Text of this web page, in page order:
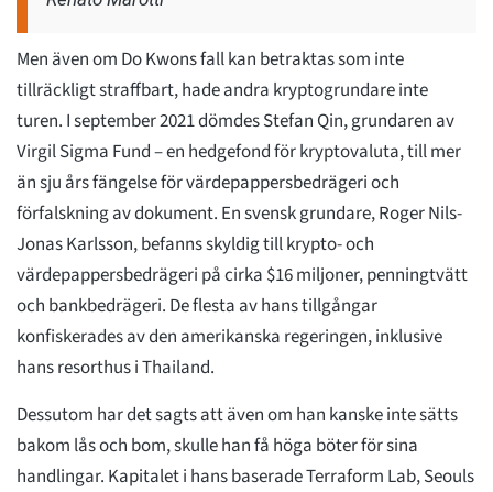
Men även om Do Kwons fall kan betraktas som inte
tillräckligt straffbart, hade andra kryptogrundare inte
turen. I september 2021 dömdes Stefan Qin, grundaren av
Virgil Sigma Fund – en hedgefond för kryptovaluta, till mer
än sju års fängelse för värdepappersbedrägeri och
förfalskning av dokument. En svensk grundare, Roger Nils-
Jonas Karlsson, befanns skyldig till krypto- och
värdepappersbedrägeri på cirka $16 miljoner, penningtvätt
och bankbedrägeri. De flesta av hans tillgångar
konfiskerades av den amerikanska regeringen, inklusive
hans resorthus i Thailand.
Dessutom har det sagts att även om han kanske inte sätts
bakom lås och bom, skulle han få höga böter för sina
handlingar. Kapitalet i hans baserade Terraform Lab, Seouls